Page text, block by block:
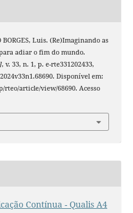
BORGES, Luis. (Re)Imaginando as
adiar o fim do mundo.
, v. 33, n. 1, p. e-rte331202433,
Disponível em:
article/view/68690. Acesso
Contínua - Qualis A4